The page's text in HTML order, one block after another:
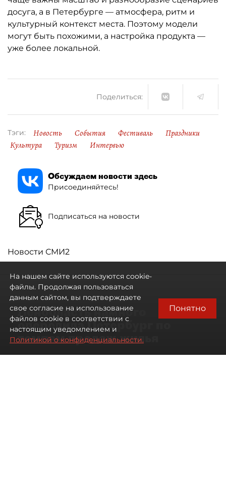
досуга, а в Петербурге — атмосфера, ритм и
культурный контекст места. Поэтому модели
могут быть похожими, а настройка продукта —
уже более локальной.
Поделиться:
Тэги: Новость События Фестиваль
Праздники
Культура
Туризм Интервью
Обсуждаем новости здесь
Присоединяйтесь!
Подписаться на новости
Новости СМИ2
Ленобласть намного
опередила Петербург по
темпам продаж жилья
На нашем сайте используются cookie-
файлы. Продолжая пользоваться
данным сайтом, вы подтверждаете
свое согласие на использование
файлов cookie в соответствии с
настоящим уведомлением и
Политикой о конфиденциальности.
Понятно